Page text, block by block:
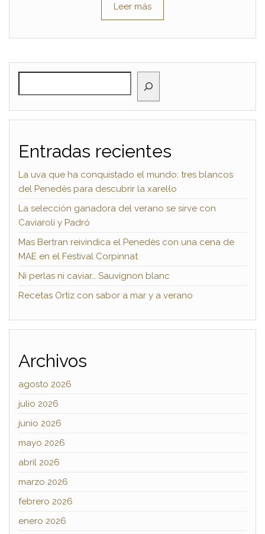
Leer más
Entradas recientes
La uva que ha conquistado el mundo: tres blancos
del Penedès para descubrir la xarel·lo
La selección ganadora del verano se sirve con
Caviaroli y Padró
Mas Bertran reivindica el Penedès con una cena de
MAE en el Festival Corpinnat
Ni perlas ni caviar… Sauvignon blanc
Recetas Ortiz con sabor a mar y a verano
Archivos
agosto 2026
julio 2026
junio 2026
mayo 2026
abril 2026
marzo 2026
febrero 2026
enero 2026